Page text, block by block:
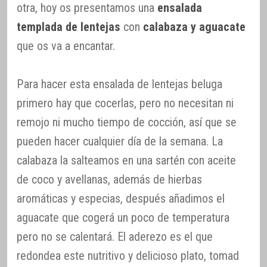
otra, hoy os presentamos una ensalada
templada de lentejas con calabaza y aguacate
que os va a encantar.
Para hacer esta ensalada de lentejas beluga
primero hay que cocerlas, pero no necesitan ni
remojo ni mucho tiempo de cocción, así que se
pueden hacer cualquier día de la semana. La
calabaza la salteamos en una sartén con aceite
de coco y avellanas, además de hierbas
aromáticas y especias, después añadimos el
aguacate que cogerá un poco de temperatura
pero no se calentará. El aderezo es el que
redondea este nutritivo y delicioso plato, tomad